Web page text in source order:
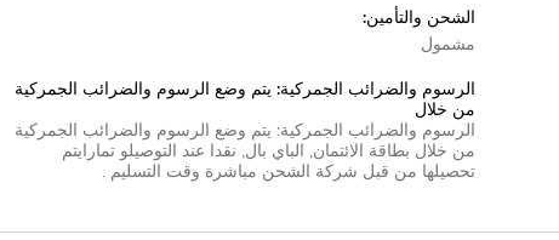
الشحن والتأمين:
مشمول
الرسوم والضرائب الجمركية: يتم وضع الرسوم والضرائب الجمركية
من خلال
الرسوم والضرائب الجمركية: يتم وضع الرسوم والضرائب الجمركية
من خلال بطاقة الائتمان, الباي بال, نقدا عند التوصيلو تمارا يتم
تحصيلها من قبل شركة الشحن مباشرة وقت التسليم .